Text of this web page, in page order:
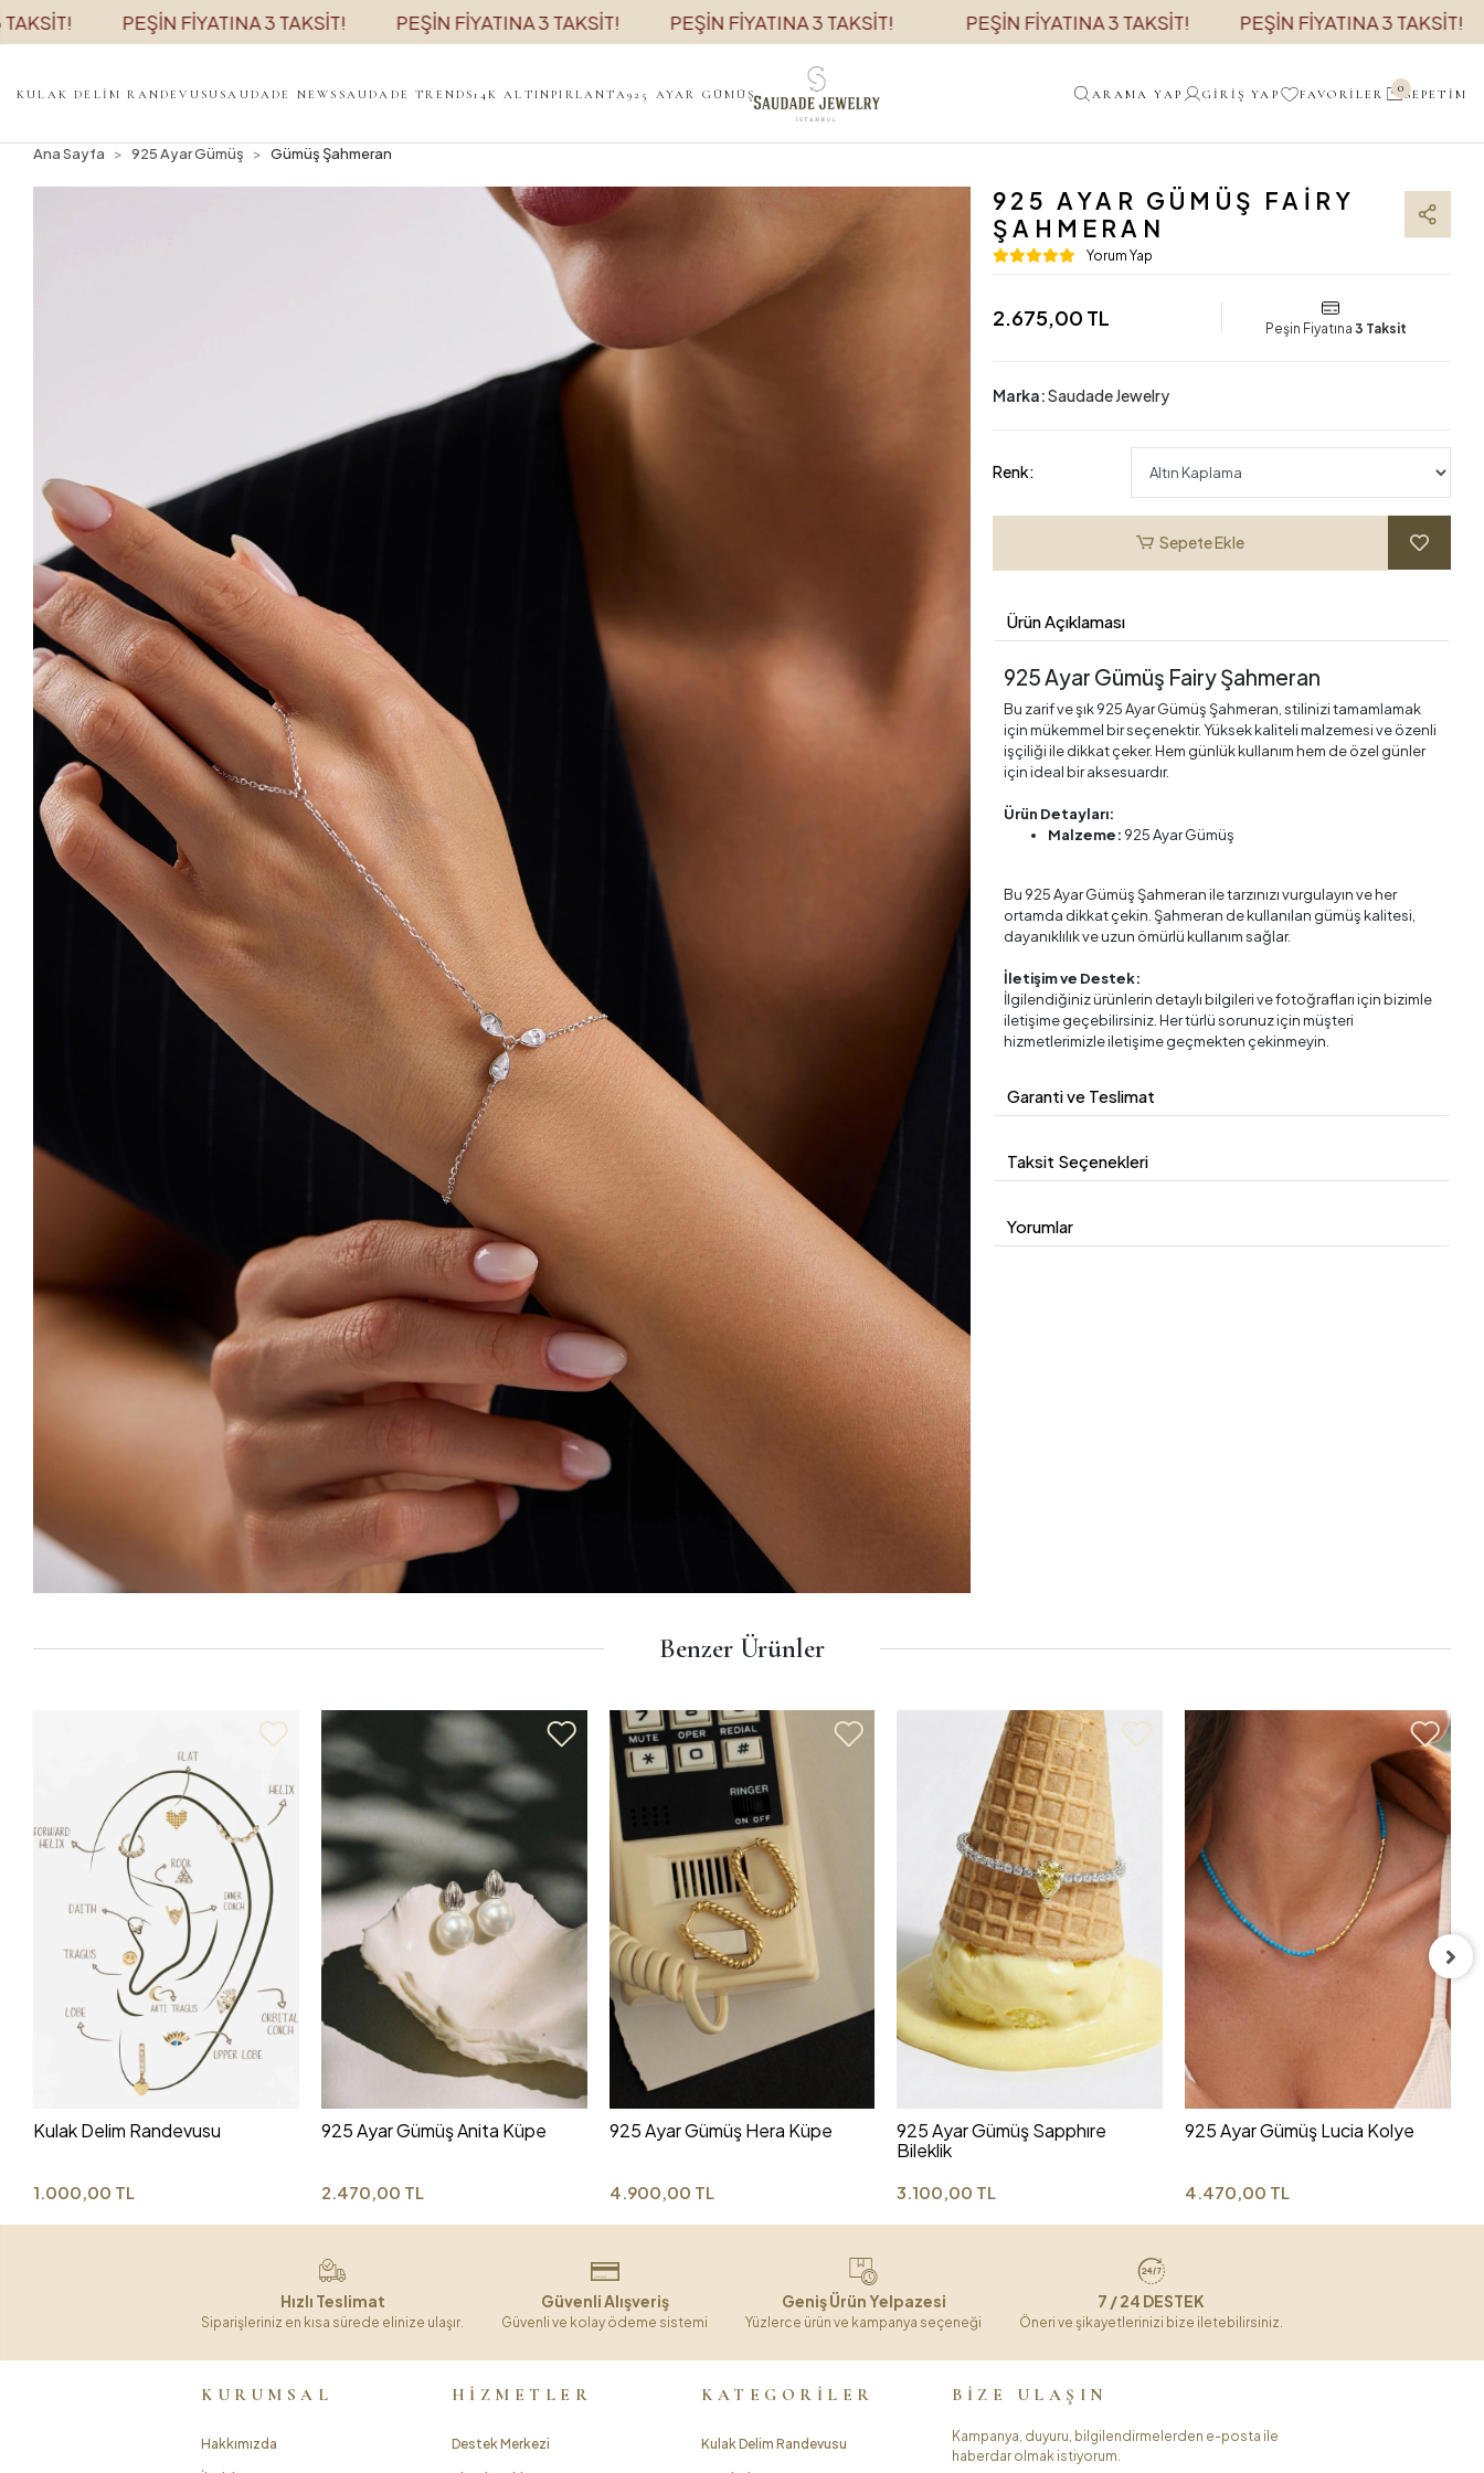
PEŞİN FİYATINA 3 TAKSİT! PEŞİN FİYATINA 3 TAKSİT! PEŞİN FİYATINA 3 TAKSİT! PEŞİN FİYATINA 3 TAKSİT! PEŞİN FİYATINA 3 TAKSİT!
KULAK DELİM RANDEVUSUSAUDADE NEWS SAUDADE TRENDS14K ALTINPIRLANTA 925 AYAR GÜMÜŞ ARAMA YAP GIRIŞ YAP FAVORILER 0 SEPETIM
Ana Sayfa 925 Ayar Gümüş Gümüş Şahmeran
925 AYAR GÜMÜŞ FAIRY
ŞAHMERAN
Yorum Yap
2.675,00 TL Peşin Fiyatına3 Taksit
Marka:Saudade Jewelry
Renk:
Sepete Ekle
Ürün Açıklaması
925 Ayar Gümüş Fairy Şahmeran
Bu zarif ve şık 925 Ayar Gümüş Şahmeran, stilinizi tamamlamak
için mükemmel bir seçenektir. Yüksek kaliteli malzemesi ve özenli
işçiliği ile dikkat çeker. Hem günlük kullanım hem de özel günler
için ideal bir aksesuardır.
Ürün Detayları:
Malzeme: 925 Ayar Gümüş
Bu 925 Ayar Gümüş Şahmeran ile tarzınızı vurgulayın ve her
ortamda dikkat çekin. Şahmeran de kullanılan gümüş kalitesi,
dayanıklılık ve uzun ömürlü kullanım sağlar.
İletişim ve Destek:
İlgilendiğiniz ürünlerin detaylı bilgileri ve fotoğrafları için bizimle
iletişime geçebilirsiniz. Her türlü sorunuz için müşteri
hizmetlerimizle iletişime geçmekten çekinmeyin.
Garanti ve Teslimat
Taksit Seçenekleri
Yorumlar
Benzer Ürünler
Kulak Delim Randevusu
1.000,00 TL
925 Ayar Gümüş Anita Küpe
2.470,00 TL
925 Ayar Gümüş Hera Küpe
4.900,00 TL
925 Ayar Gümüş Sapphıre
Bileklik
3.100,00 TL
925 Ayar Gümüş Lucia Kolye
4.470,00 TL
Hızlı Teslimat
Siparişleriniz en kısa sürede elinize ulaşır.
Güvenli Alışveriş
Güvenli ve kolay ödeme sistemi
Geniş Ürün Yelpazesi
Yüzlerce ürün ve kampanya seçeneği
7 / 24 DESTEK
Öneri ve şikayetlerinizi bize iletebilirsiniz.
KURUMSAL
Hakkımızda
HİZMETLER
Destek Merkezi
KATEGORİLER
Kulak Delim Randevusu
BİZE ULAŞIN
Kampanya, duyuru, bilgilendirmelerden e-posta ile
haberdar olmak istiyorum.